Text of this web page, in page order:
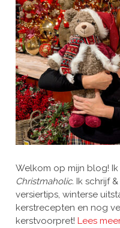
Welkom op mijn blog!
Christmaholic. Ik schrijf
versiertips, winterse
kerstrecepten en nog
kerstvoorpret! Lees